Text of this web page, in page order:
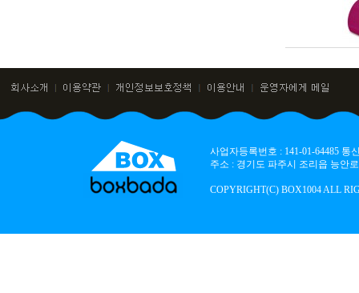
사업자등록번호 : 141-01-64485
주소 : 경기도 파주시 조리읍 능안
COPYRIGHT(C) BOX1004 ALL